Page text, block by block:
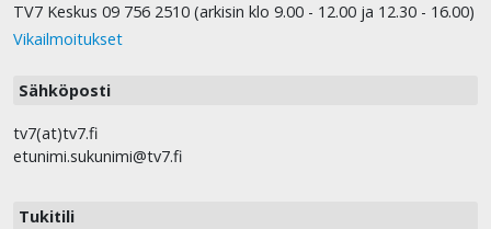
TV7 Keskus 09 756 2510 (arkisin klo 9.00 - 12.00 ja 12.30 - 16.00)
Vikailmoitukset
Sähköposti
tv7(at)tv7.fi
etunimi.sukunimi@tv7.fi
Tukitili